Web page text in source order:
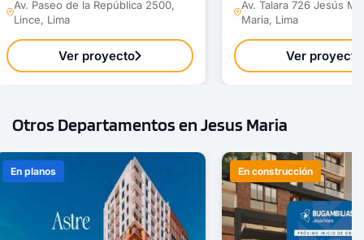
Av. Paseo de la República 2500,
Lince, Lima
Ver proyecto
Av. Talara 726 Jesús
Maria, Lima
Ver proyecto
Otros Departamentos en Jesus Maria
En planos En construcción